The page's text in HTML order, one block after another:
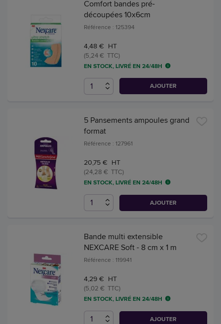
Comfort bandes pré-
découpées 10x6cm
Référence : 125394
4,48 € HT
(5,24 € TTC)
EN STOCK, LIVRÉ EN 24/48H
AJOUTER
5 Pansements ampoules grand
format
Référence : 127961
20,75 € HT
(24,28 € TTC)
EN STOCK, LIVRÉ EN 24/48H
AJOUTER
Bande multi extensible
NEXCARE Soft - 8 cm x 1 m
Référence : 119941
4,29 € HT
(5,02 € TTC)
EN STOCK, LIVRÉ EN 24/48H
AJOUTER